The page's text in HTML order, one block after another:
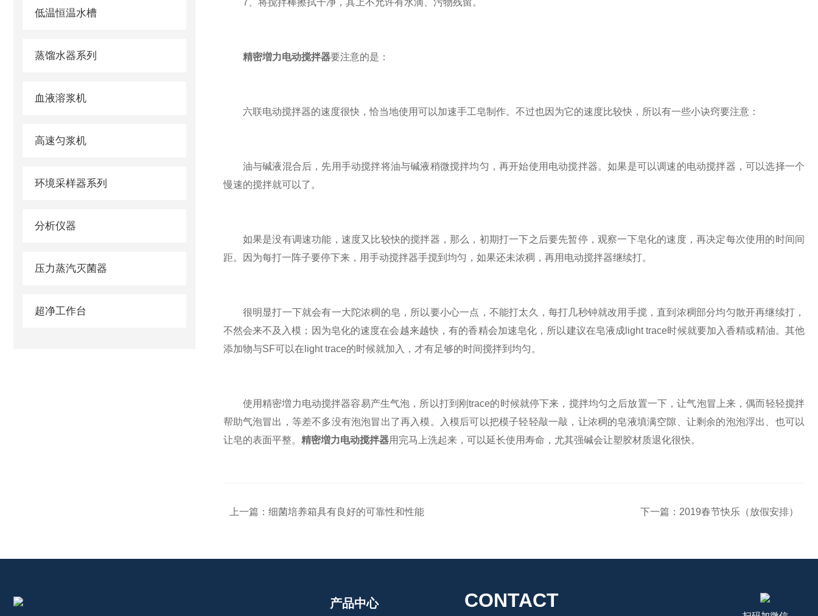
低温恒温水槽
蒸馏水器系列
血液溶浆机
高速匀浆机
环境采样器系列
分析仪器
压力蒸汽灭菌器
超净工作台
7、将搅拌棒擦拭干净，其上不允许有水滴、污物残留。
精密増力电动搅拌器要注意的是：
六联电动搅拌器的速度很快，恰当地使用可以加速手工皂制作。不过也因为它的速度比较快，所以有一些小诀窍要注意：
油与碱液混合后，先用手动搅拌将油与碱液稍微搅拌均匀，再开始使用电动搅拌器。如果是可以调速的电动搅拌器，可以选择一个
慢速的搅拌就可以了。
如果是没有调速功能，速度又比较快的搅拌器，那么，初期打一下之后要先暂停，观察一下皂化的速度，再决定每次使用的时间间
距。因为每打一阵子要停下来，用手动搅拌器手搅到均匀，如果还未浓稠，再用电动搅拌器继续打。
很明显打一下就会有一大陀浓稠的皂，所以要小心一点，不能打太久，每打几秒钟就改用手搅，直到浓稠部分均匀散开再继续打，
不然会来不及入模；因为皂化的速度在会越来越快，有的香精会加速皂化，所以建议在皂液成light trace时候就要加入香精或精油。其他
添加物与SF可以在light trace的时候就加入，才有足够的时间搅拌到均匀。
使用精密増力电动搅拌器容易产生气泡，所以打到刚trace的时候就停下来，搅拌均匀之后放置一下，让气泡冒上来，偶而轻轻搅拌
帮助气泡冒出，等差不多没有泡泡冒出了再入模。入模后可以把模子轻轻敲一敲，让浓稠的皂液填满空隙、让剩余的泡泡浮出、也可以
让皂的表面平整。 精密増力电动搅拌器用完马上洗起来，可以延长使用寿命，尤其强碱会让塑胶材质退化很快。
上一篇： 细菌培养箱具有良好的可靠性和性能 下一篇： 2019春节快乐（放假安排）
产品中心 CONTACT